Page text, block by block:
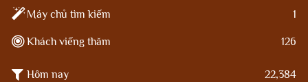
Máy chủ tìm kiếm 1
Khách viếng thăm 126
Hôm nay 22,384